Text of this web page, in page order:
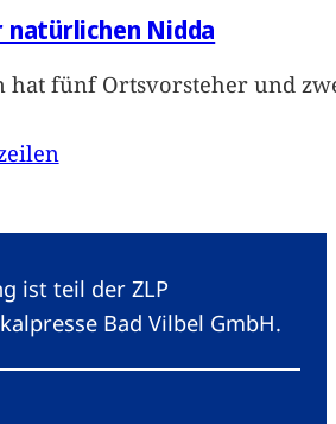
natürlichen Nidda
hat fünf Ortsvorsteher und
ist teil der ZLP
Bad Vilbel GmbH.